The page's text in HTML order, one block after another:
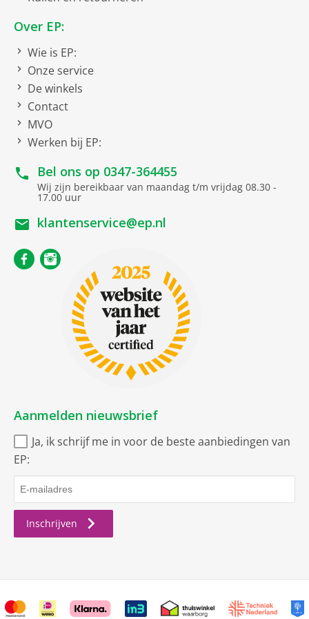
Geïntegreerde greep
Bijzonder en functioneel: dankzij de verticaal
doorlopende en ergonomisch gepositioneerde
geïntegreerde handgreep kunt u het apparaat heel
eenvoudig openen. Bovendien zorgt het moderne en
puristische design voor een perfecte integratie in uw
greeploze keuken.
Draairichting deur rechts
EU21 EU-label koelapparatuur 2019/2016
Energie-efficiëntieklasse
Energieverbruik
Totale inhoud vriesvakken
Geluidsniveauklasse
Go Green criteria
Netto afmetingen
netto breedte
59.7 cm
netto hoogte
165.5 cm
netto gewicht
49.7 kg
Smart Home
Via app ondersteunde
gegevensoverdracht
Soort
Vrieskast vrijstaand
Geschikt voor Smart Home
toepassingen
Over EP:
Wie is EP:
Onze service
De winkels
Contact
MVO
Werken bij EP:
Bel ons op 0347-364455
Wij zijn bereikbaar van maandag t/m vrijdag 08.30 -
17.00 uur
klantenservice@ep.nl
Aanmelden nieuwsbrief
Ja, ik schrijf me in voor de beste aanbiedingen van
EP:
Inschrijven